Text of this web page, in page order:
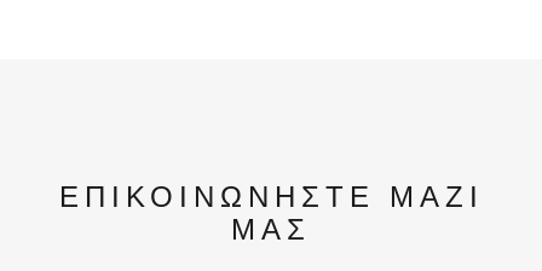
ΕΠΙΚΟΙΝΩΝΗΣΤΕ ΜΑΖΙ
ΜΑΣ